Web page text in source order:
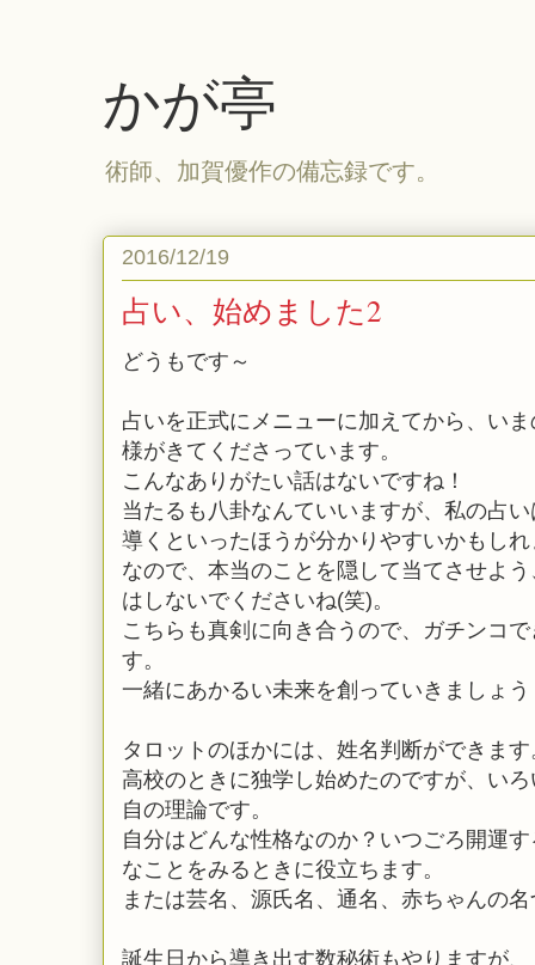
かが亭
術師、加賀優作の備忘録です。
2016/12/19
占い、始めました2
どうもです～
占いを正式にメニューに加えてから、い
様がきてくださっています。
こんなありがたい話はないですね！
当たるも八卦なんていいますが、私の占
導くといったほうが分かりやすいかもし
なので、本当のことを隠して当てさせよ
はしないでくださいね(笑)。
こちらも真剣に向き合うので、ガチンコ
す。
一緒にあかるい未来を創っていきましょう
タロットのほかには、姓名判断ができます
高校のときに独学し始めたのですが、い
自の理論です。
自分はどんな性格なのか？いつごろ開運
なことをみるときに役立ちます。
または芸名、源氏名、通名、赤ちゃんの
誕生日から導き出す数秘術もやりますが、